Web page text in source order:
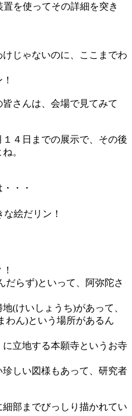
を使ってその詳細を突き
じゃないのに、ここまでわ
さんは、会場で見てみて
４日までの展示で、その後
。
・・
な絵だリン！
だらず)といって、阿弥陀さ
(けいしょうち)があって、
わん)という場所があるん
立地する本願寺というお寺
しい図様もあって、研究者
部までびっしり描かれてい